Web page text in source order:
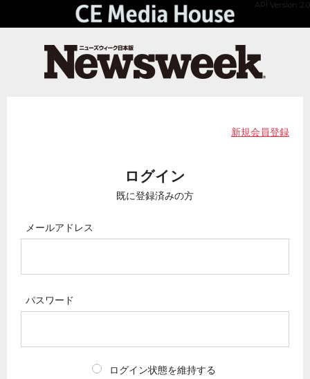
API Version 2.0
新規会員登録
ログイン
既に登録済みの方
メールアドレス
パスワード
ログイン状態を維持する